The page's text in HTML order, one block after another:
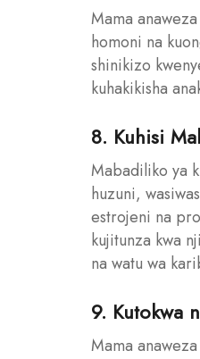
Mama
homoni na
shinikizo
kuhakikisha
8. Kuhisi
Mabadiliko ya
huzuni,
estrojeni na
kujitunza kwa
na watu wa
9. Kutokwa
Mama